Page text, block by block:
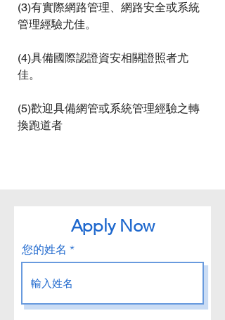
(3)有實際網路管理、網路安全或系統
管理經驗尤佳。
(4)具備國際認證資安相關證照者尤
佳。
(5)歡迎具備網管或系統管理經驗之轉
換跑道者
Apply Now
您的姓名